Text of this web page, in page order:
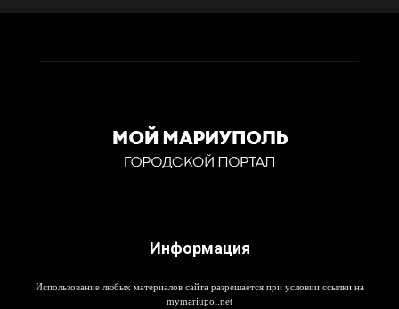
Информация
Использование любых материалов сайта разрешается при условии ссылки на
mymariupol.net